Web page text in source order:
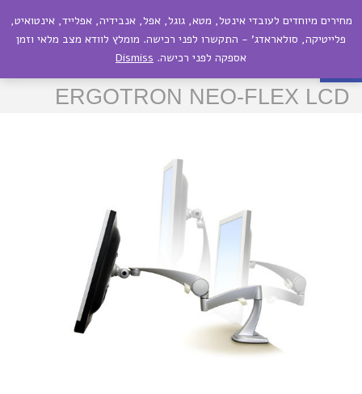
פתח סרגל נגישות
תפריט
זרוע ארגונומית למסך מחשב
ERGOTRON NEO-FLEX LCD
מחירים מיוחדים לעובדי אינטל, מטא, גוגל, אפל, אנבידיה, אפלייד, אינטואיט,
פלייטיקה, סולאראדג' - התקשרו לפני רכישה. מומלץ לוודא מצב מלאי וזמן
אספקה לפני רכישה. Dismiss